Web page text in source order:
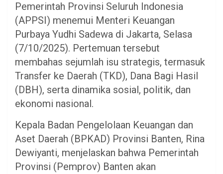
Pemerintah Provinsi Seluruh Indonesia
(APPSI) menemui Menteri Keuangan
Purbaya Yudhi Sadewa di Jakarta, Selasa
(7/10/2025). Pertemuan tersebut
membahas sejumlah isu strategis, termasuk
Transfer ke Daerah (TKD), Dana Bagi Hasil
(DBH), serta dinamika sosial, politik, dan
ekonomi nasional.
Kepala Badan Pengelolaan Keuangan dan
Aset Daerah (BPKAD) Provinsi Banten, Rina
Dewiyanti, menjelaskan bahwa Pemerintah
Provinsi (Pemprov) Banten akan